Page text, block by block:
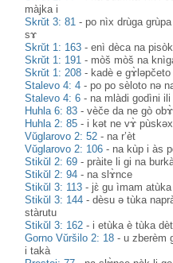
màjka i
Skrŭt 3: 81 -po nìx drùga
sɤ
Skrŭt 1: 163 -enì dèca na
Skrŭt 1: 191 - mòš mòš na
Skrŭt 1: 208 - kadè e
Stalevo 4: 4 -po po sèloto nə
Stalevo 4: 6 - na mlàdi godìni ili
Huhla 6: 83 -vèče da ne gò
Huhla 2: 85 - i kət ne vɤ̀
Vŭglarovo 2: 52 - na r’èt
Vŭglarovo 2: 106 - na kùp i às
Stikŭl 2: 69 -pràite li gi na
Stikŭl 2: 94 - na slɤ̀nce
Stikŭl 3: 113 - jɛ̀ gu ìmam
Stikŭl 3: 144 -dèsu ə tùka
stàrutu
Stikŭl 3: 162 - i etùka è tùka
Gorno Vŭršilo 2: 18 -u zberèm
i takà